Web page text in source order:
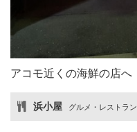
アコモ近くの海鮮の店へ
浜小屋 グルメ・レストラン